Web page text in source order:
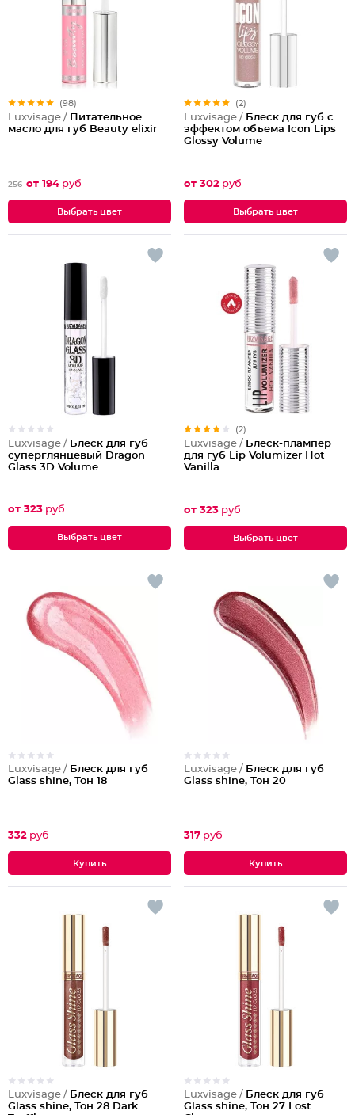
(98)
Luxvisage / Питательное
масло для губ Beauty elixir
256 от 194 руб
Выбрать цвет
(2)
Luxvisage / Блеск для губ с
эффектом объема Icon Lips
Glossy Volume
от 302 руб
Выбрать цвет
Luxvisage / Блеск для губ
суперглянцевый Dragon
Glass 3D Volume
от 323 руб
Выбрать цвет
(2)
Luxvisage / Блеск-плампер
для губ Lip Volumizer Hot
Vanilla
от 323 руб
Выбрать цвет
Luxvisage / Блеск для губ
Glass shine, Тон 18
332 руб
Luxvisage / Блеск для губ
Glass shine, Тон 20
317 руб
Luxvisage / Блеск для губ
Glass shine, Тон 28 Dark
Luxvisage / Блеск для губ
Glass shine, Тон 27 Lost